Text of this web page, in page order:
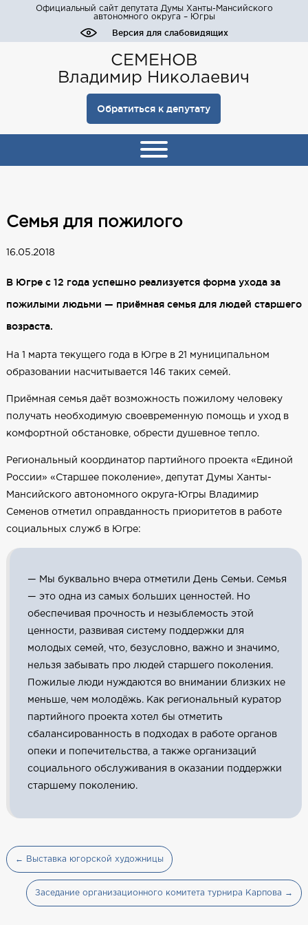
Официальный сайт депутата Думы Ханты-Мансийского
автономного округа – Югры
Версия для слабовидящих
СЕМЕНОВ
Владимир Николаевич
Обратиться к депутату
Семья для пожилого
16.05.2018
В Югре с 12 года успешно реализуется форма ухода за
пожилыми людьми — приёмная семья для людей старшего
возраста.
На 1 марта текущего года в Югре в 21 муниципальном
образовании насчитывается 146 таких семей.
Приёмная семья даёт возможность пожилому человеку
получать необходимую своевременную помощь и уход в
комфортной обстановке, обрести душевное тепло.
Региональный координатор партийного проекта «Единой
России» «Старшее поколение», депутат Думы Ханты-
Мансийского автономного округа-Югры Владимир
Семенов отметил оправданность приоритетов в работе
социальных служб в Югре:
— Мы буквально вчера отметили День Семьи. Семья
— это одна из самых больших ценностей. Но
обеспечивая прочность и незыблемость этой
ценности, развивая систему поддержки для
молодых семей, что, безусловно, важно и значимо,
нельзя забывать про людей старшего поколения.
Пожилые люди нуждаются во внимании близких не
меньше, чем молодёжь. Как региональный куратор
партийного проекта хотел бы отметить
сбалансированность в подходах в работе органов
опеки и попечительства, а также организаций
социального обслуживания в оказании поддержки
старшему поколению.
← Выставка югорской художницы
Заседание организационного комитета турнира Карпова →